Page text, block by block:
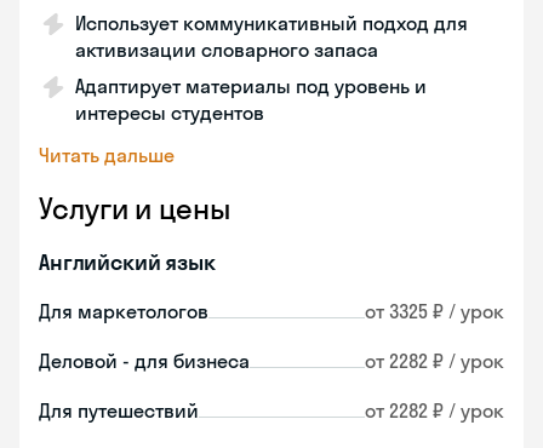
Использует коммуникативный подход для
активизации словарного запаса
Адаптирует материалы под уровень и
интересы студентов
Читать дальше
Услуги и цены
Английский язык
Для маркетологов от 3325 ₽ / урок
Деловой - для бизнеса от 2282 ₽ / урок
Для путешествий от 2282 ₽ / урок